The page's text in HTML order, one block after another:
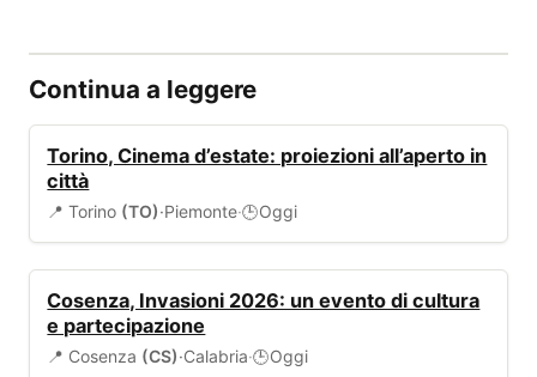
Continua a leggere
Torino, Cinema d’estate: proiezioni all’aperto in
città
📍 Torino (TO)·Piemonte·🕒Oggi
Cosenza, Invasioni 2026: un evento di cultura
e partecipazione
📍 Cosenza (CS)·Calabria·🕒Oggi